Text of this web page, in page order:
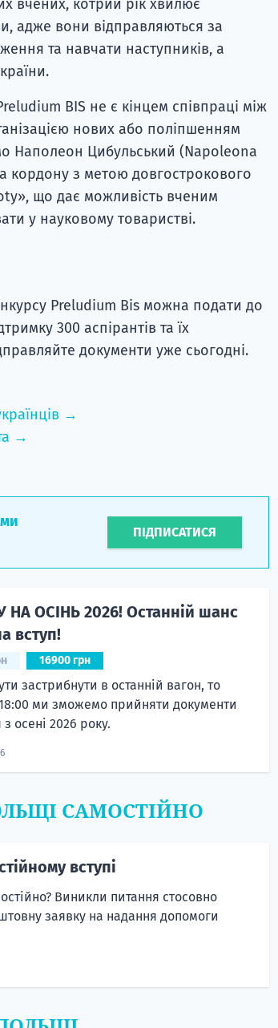
вчених, котрий рік хвилює
адже вони відправляються за
та навчати наступників, а
BIS не є кінцем співпраці між
нових або поліпшенням
Наполеон Цибульський (Napoleona
кордону з метою довгострокового
що дає можливість вченим
у науковому товаристві.
Preludium Bis можна подати до
300 аспірантів та їх
документи уже сьогодні.
→
→
ПІДПИСАТИСЯ
ОСІНЬ 2026! Останній шанс
вступ!
16900 грн
застрибнути в останній вагон, то
ми зможемо прийняти документи
осені 2026 року.
САМОСТІЙНО
вступі
Виникли питання стосовно
заявку на надання допомоги